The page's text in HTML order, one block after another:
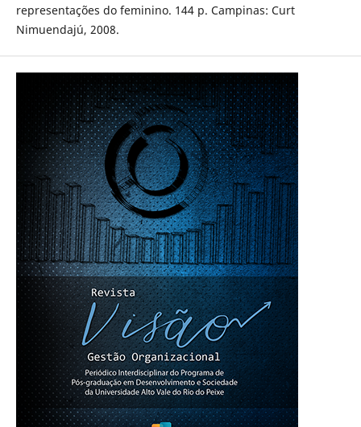
representações do feminino. 144 p. Campinas: Curt
Nimuendajú, 2008.